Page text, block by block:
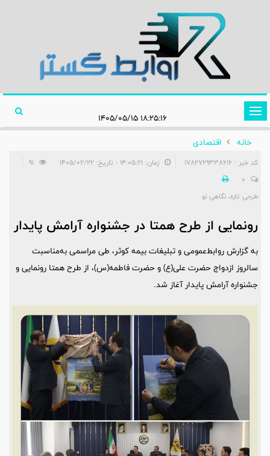
تغییر
وضعیت
ناوبری
۱۸:۲۵:۱۶ ۱۴۰۵/۰۵/۱۵
خانه
اقتصادی
کد خبر : 1782729338616 زمان: ۱۴:۰۵:۲۱ - تاریخ: ۱۴۰۵/۰۲/۲۲
0
طرحی تازه، نگاهی نو
رونمایی از طرح همتا در جشنواره آرامش پایدار
به گزارش روابط‌عمومی و تبلیغات بیمه کوثر، طی مراسمی به‌مناسبت
سالروز ازدواج حضرت علی(ع) و حضرت فاطمه(س)، از طرح همتا رونمایی و
جشنواره آرامش پایدار آغاز شد.